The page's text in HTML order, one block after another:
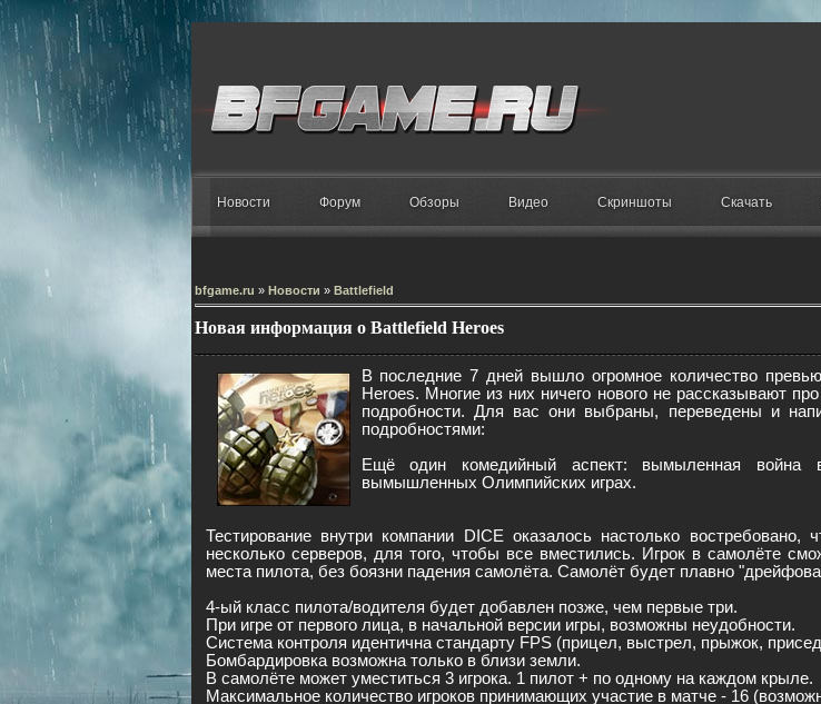
Новости Форум Обзоры Видео Скриншоты Скачать
bfgame.ru » Новости » Battlefield
Новая информация о Battlefield Heroes
В последние 7 дней вышло огромное количество
Heroes. Многие из них ничего нового не рассказывают
подробности. Для вас они выбраны, переведены и
подробностями:
Ещё один комедийный аспект: вымыленная война
вымышленных Олимпийских играх.
Тестирование внутри компании DICE оказалось настолько востребовано,
несколько серверов, для того, чтобы все вместились. Игрок в самолёте
места пилота, без боязни падения самолёта. Самолёт будет плавно
4-ый класс пилота/водителя будет добавлен позже, чем первые три.
При игре от первого лица, в начальной версии игры, возможны неудобности.
Система контроля идентична стандарту FPS (прицел, выстрел, прыжок,
Бомбардировка возможна только в близи земли.
В самолёте может уместиться 3 игрока. 1 пилот + по одному на каждом крыле.
Максимальное количество игроков принимающих участие в матче - 16